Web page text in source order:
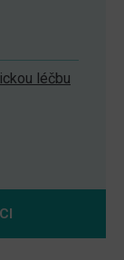
léčbu